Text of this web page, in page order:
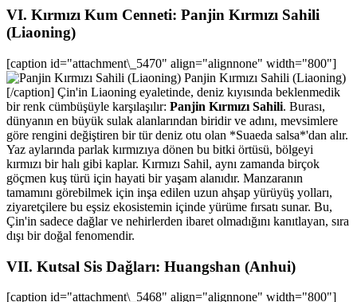
VI. Kırmızı Kum Cenneti: Panjin Kırmızı Sahili
(Liaoning)
[caption id="attachment\_5470" align="alignnone" width="800"]
Panjin Kırmızı Sahili (Liaoning)
[/caption] Çin'in Liaoning eyaletinde, deniz kıyısında beklenmedik
bir renk cümbüşüyle karşılaşılır: Panjin Kırmızı Sahili. Burası,
dünyanın en büyük sulak alanlarından biridir ve adını, mevsimlere
göre rengini değiştiren bir tür deniz otu olan *Suaeda salsa*'dan alır.
Yaz aylarında parlak kırmızıya dönen bu bitki örtüsü, bölgeyi
kırmızı bir halı gibi kaplar. Kırmızı Sahil, aynı zamanda birçok
göçmen kuş türü için hayati bir yaşam alanıdır. Manzaranın
tamamını görebilmek için inşa edilen uzun ahşap yürüyüş yolları,
ziyaretçilere bu eşsiz ekosistemin içinde yürüme fırsatı sunar. Bu,
Çin'in sadece dağlar ve nehirlerden ibaret olmadığını kanıtlayan, sıra
dışı bir doğal fenomendir.
VII. Kutsal Sis Dağları: Huangshan (Anhui)
[caption id="attachment\_5468" align="alignnone" width="800"]